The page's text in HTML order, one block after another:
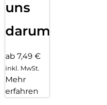
uns
darum!
ab 7,49 €
inkl. MwSt.
Mehr
erfahren